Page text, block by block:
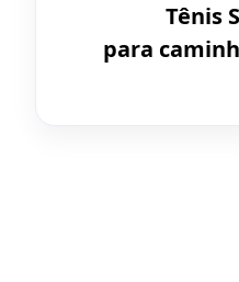
Tênis
para